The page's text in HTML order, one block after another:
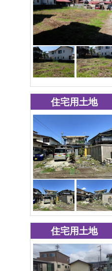
住宅用土地
住宅用土地